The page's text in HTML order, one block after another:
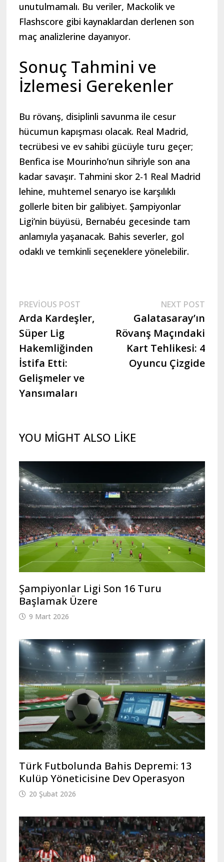
unutulmamalı. Bu veriler, Mackolik ve
Flashscore gibi kaynaklardan derlenen son
maç analizlerine dayanıyor.
Sonuç Tahmini ve
İzlemesi Gerekenler
Bu rövanş, disiplinli savunma ile cesur
hücumun kapışması olacak. Real Madrid,
tecrübesi ve ev sahibi gücüyle turu geçer;
Benfica ise Mourinho’nun sihriyle son ana
kadar savaşır. Tahmini skor 2-1 Real Madrid
lehine, muhtemel senaryo ise karşılıklı
gollerle biten bir galibiyet. Şampiyonlar
Ligi’nin büyüsü, Bernabéu gecesinde tam
anlamıyla yaşanacak. Bahis severler, gol
odaklı ve temkinli seçeneklere yönelebilir.
Yazı
gezinmesi
PREVIOUS POSTPrevious
post:
Arda Kardeşler,
Süper Lig
Hakemliğinden
İstifa Etti:
Gelişmeler ve
Yansımaları
NEXT POST
Galatasaray’ın
Rövanş Maçındaki
Kart Tehlikesi: 4
Oyuncu Çizgide
YOU MIGHT ALSO LIKE
Şampiyonlar Ligi Son 16 Turu
Başlamak Üzere
9 Mart 2026
Türk Futbolunda Bahis Depremi: 13
Kulüp Yöneticisine Dev Operasyon
20 Şubat 2026